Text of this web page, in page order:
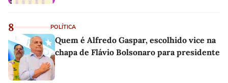
8 POLÍTICA
Quem é Alfredo Gaspar, escolhido vice na
chapa de Flávio Bolsonaro para presidente